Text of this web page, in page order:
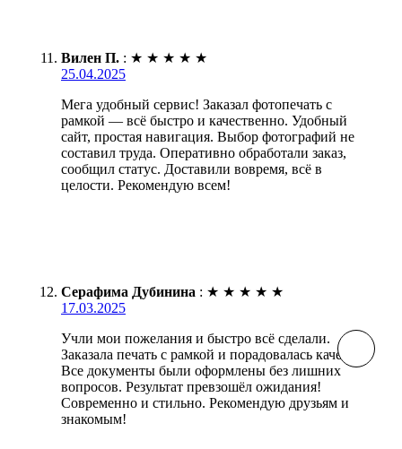
Вилен П. : ★ ★ ★ ★ ★
25.04.2025
Мега удобный сервис! Заказал фотопечать с
рамкой — всё быстро и качественно. Удобный
сайт, простая навигация. Выбор фотографий не
составил труда. Оперативно обработали заказ,
сообщил статус. Доставили вовремя, всё в
целости. Рекомендую всем!
Серафима Дубинина : ★ ★ ★ ★ ★
17.03.2025
Учли мои пожелания и быстро всё сделали.
Заказала печать с рамкой и порадовалась качеству.
Все документы были оформлены без лишних
вопросов. Результат превзошёл ожидания!
Современно и стильно. Рекомендую друзьям и
знакомым!